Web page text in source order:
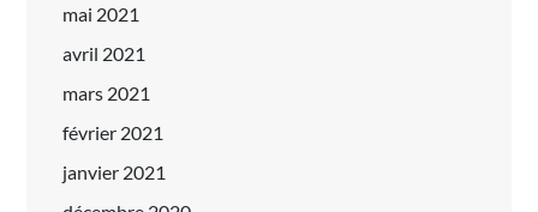
mai 2021
avril 2021
mars 2021
février 2021
janvier 2021